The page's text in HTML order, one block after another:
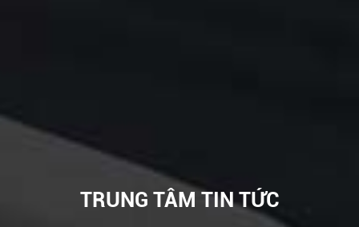
TRUNG TÂM TIN TỨC